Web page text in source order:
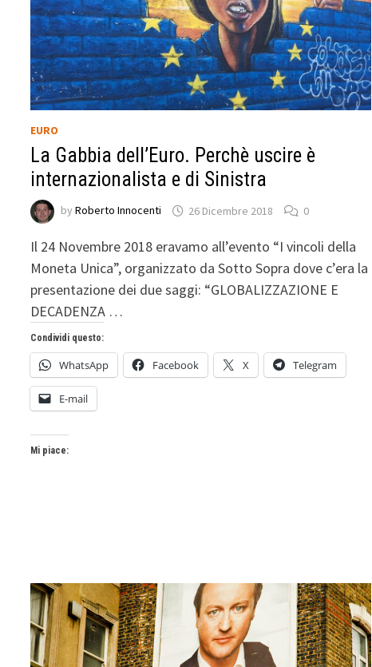
EURO
La Gabbia dell’Euro. Perchè uscire è
internazionalista e di Sinistra
byRoberto Innocenti 26 Dicembre 2018 0
Il 24 Novembre 2018 eravamo all’evento “I vincoli della
Moneta Unica”, organizzato da Sotto Sopra dove c’era la
presentazione dei due saggi: “GLOBALIZZAZIONE E
DECADENZA …
Condividi questo:
WhatsApp Facebook X Telegram
E-mail
Mi piace: